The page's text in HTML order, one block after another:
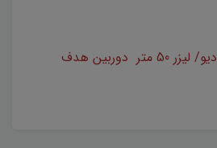
پک2: دارای تیلت / رادیو/ لیزر 50 متر دوربین هدف